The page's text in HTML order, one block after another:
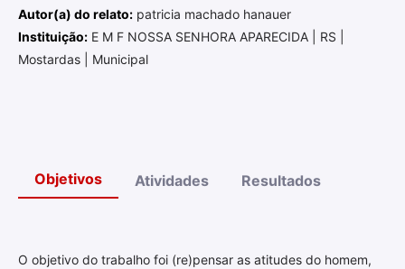
Autor(a) do relato: patricia machado hanauer
Instituição: E M F NOSSA SENHORA APARECIDA | RS |
Mostardas | Municipal
Objetivos Atividades Resultados
O objetivo do trabalho foi (re)pensar as atitudes do homem,